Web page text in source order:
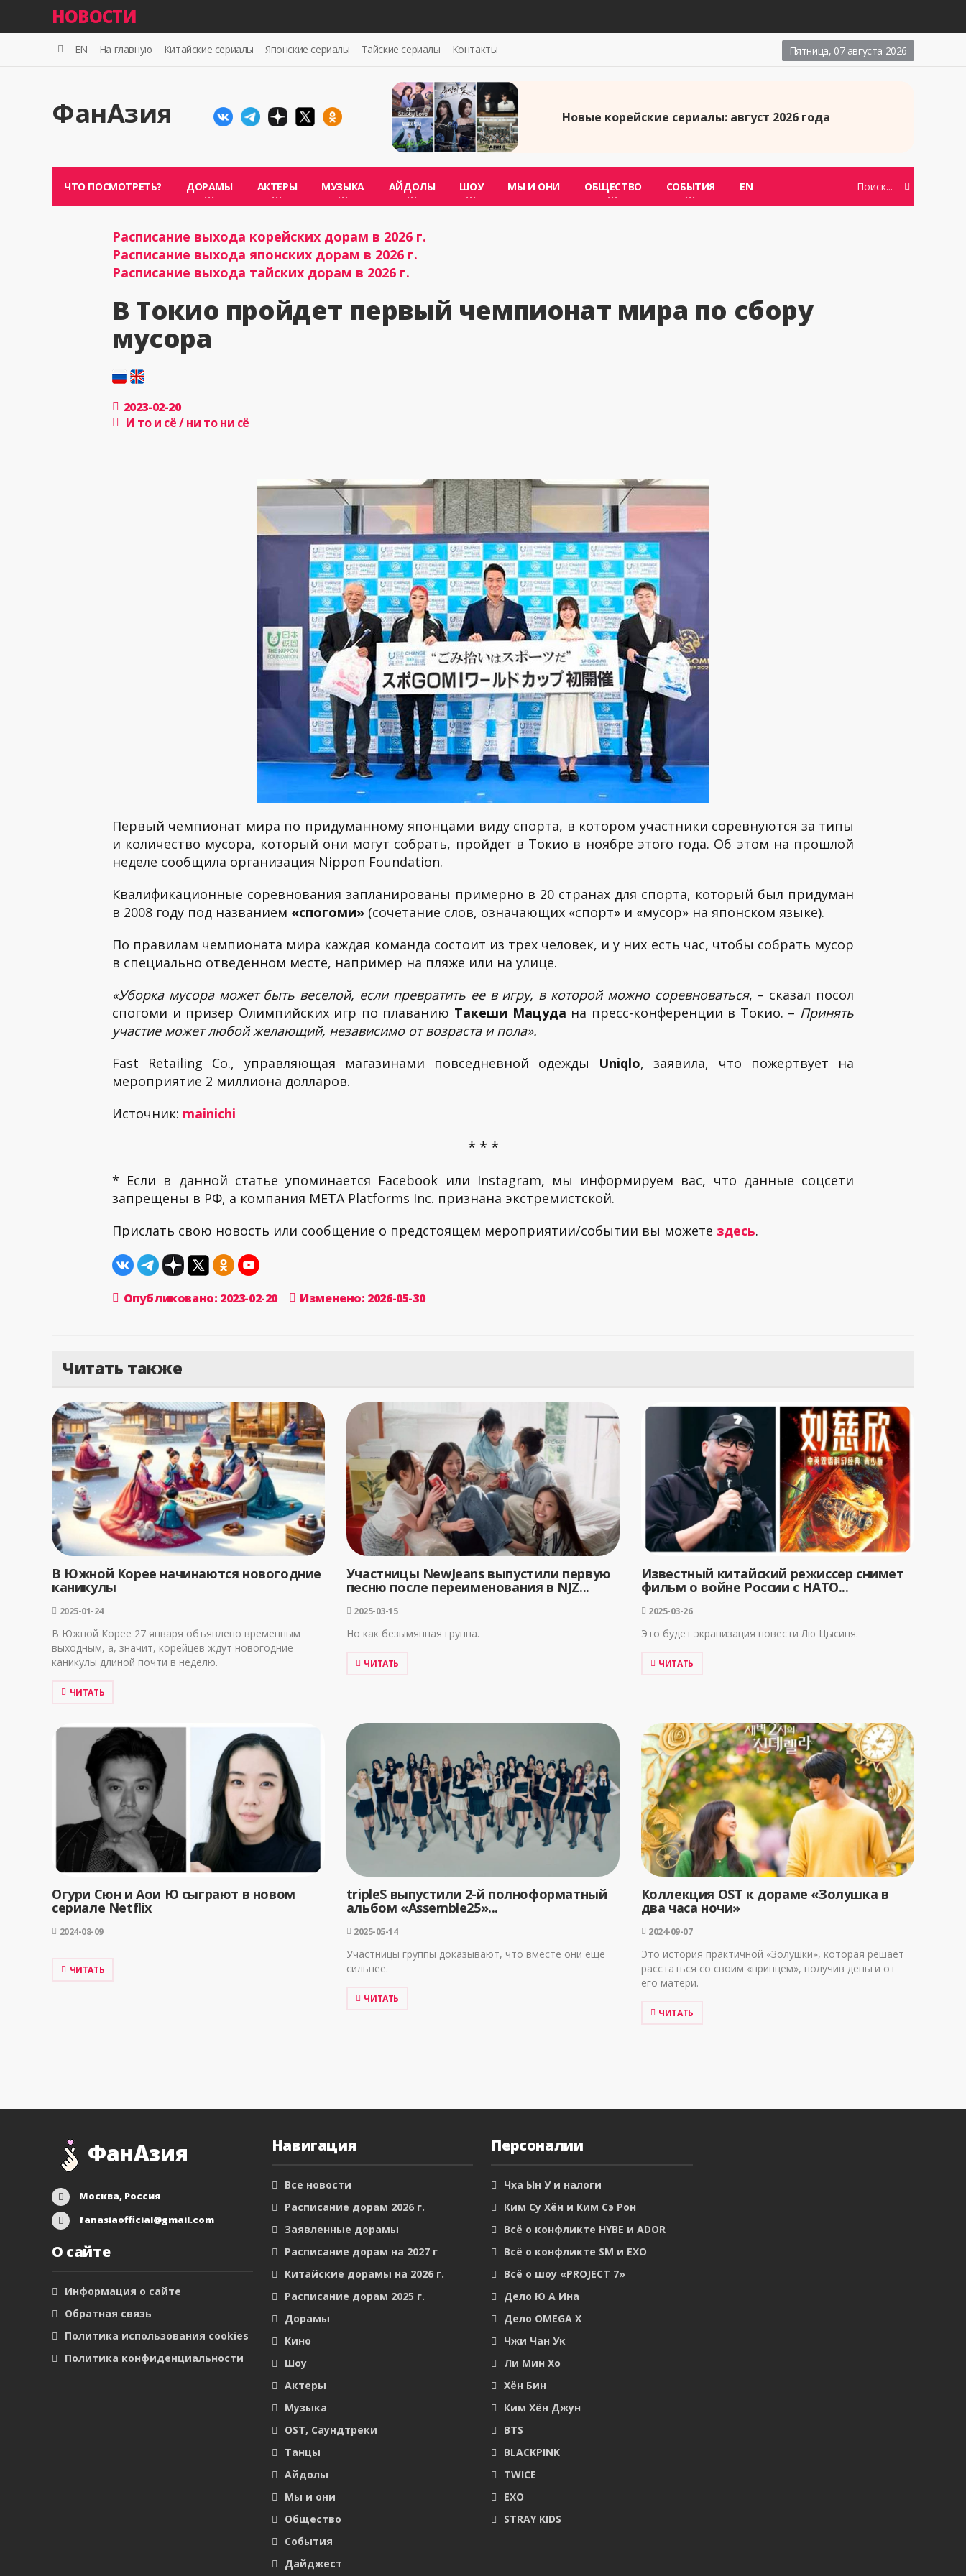
НОВОСТИ
Пятница, 07 августа 2026
EN На главную Китайские сериалы Японские сериалы Тайские сериалы Контакты
ФанАзия Новые корейские сериалы: август 2026 года
ЧТО ПОСМОТРЕТЬ? ДОРАМЫ АКТЕРЫ МУЗЫКА АЙДОЛЫ ШОУ МЫ И ОНИ ОБЩЕСТВО СОБЫТИЯ EN
Расписание выхода корейских дорам в 2026 г.
Расписание выхода японских дорам в 2026 г.
Расписание выхода тайских дорам в 2026 г.
В Токио пройдет первый чемпионат мира по сбору
мусора
2023-02-20
И то и сё / ни то ни сё
Первый чемпионат мира по придуманному японцами виду спорта, в котором участники соревнуются за типы
и количество мусора, который они могут собрать, пройдет в Токио в ноябре этого года. Об этом на прошлой
неделе сообщила организация Nippon Foundation.
Квалификационные соревнования запланированы примерно в 20 странах для спорта, который был придуман
в 2008 году под названием «спогоми» (сочетание слов, означающих «спорт» и «мусор» на японском языке).
По правилам чемпионата мира каждая команда состоит из трех человек, и у них есть час, чтобы собрать мусор
в специально отведенном месте, например на пляже или на улице.
«Уборка мусора может быть веселой, если превратить ее в игру, в которой можно соревноваться, – сказал посол
спогоми и призер Олимпийских игр по плаванию Такеши Мацуда на пресс-конференции в Токио. – Принять
участие может любой желающий, независимо от возраста и пола».
Fast Retailing Co., управляющая магазинами повседневной одежды Uniqlo, заявила, что пожертвует на
мероприятие 2 миллиона долларов.
Источник: mainichi
* * *
* Если в данной статье упоминается Facebook или Instagram, мы информируем вас, что данные соцсети
запрещены в РФ, а компания META Platforms Inc. признана экстремистской.
Прислать свою новость или сообщение о предстоящем мероприятии/событии вы можете здесь.
Опубликовано: 2023-02-20 Изменено: 2026-05-30
Читать также
В Южной Корее начинаются новогодние
каникулы
2025-01-24
В Южной Корее 27 января объявлено временным
выходным, а, значит, корейцев ждут новогодние
каникулы длиной почти в неделю.
ЧИТАТЬ
Участницы NewJeans выпустили первую
песню после переименования в NJZ...
2025-03-15
Но как безымянная группа.
ЧИТАТЬ
Известный китайский режиссер снимет
фильм о войне России с НАТО...
2025-03-26
Это будет экранизация повести Лю Цысиня.
ЧИТАТЬ
Огури Сюн и Аои Ю сыграют в новом
сериале Netflix
2024-08-09
ЧИТАТЬ
tripleS выпустили 2-й полноформатный
альбом «Assemble25»...
2025-05-14
Участницы группы доказывают, что вместе они ещё
сильнее.
ЧИТАТЬ
Коллекция OST к дораме «Золушка в
два часа ночи»
2024-09-07
Это история практичной «Золушки», которая решает
расстаться со своим «принцем», получив деньги от
его матери.
ЧИТАТЬ
ФанАзия
Москва, Россия
fanasiaofficial@gmail.com
О сайте
Информация о сайте
Обратная связь
Политика использования cookies
Политика конфиденциальности
Навигация
Все новости
Расписание дорам 2026 г.
Заявленные дорамы
Расписание дорам на 2027 г
Китайские дорамы на 2026 г.
Расписание дорам 2025 г.
Дорамы
Кино
Шоу
Актеры
Музыка
OST, Саундтреки
Танцы
Айдолы
Мы и они
Общество
События
Дайджест
Персоналии
Чха Ын У и налоги
Ким Су Хён и Ким Сэ Рон
Всё о конфликте HYBE и ADOR
Всё о конфликте SM и EXO
Всё о шоу «PROJECT 7»
Дело Ю А Ина
Дело OMEGA X
Чжи Чан Ук
Ли Мин Хо
Хён Бин
Ким Хён Джун
BTS
BLACKPINK
TWICE
EXO
STRAY KIDS